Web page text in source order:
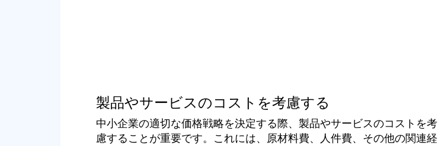
製品やサービスのコストを考慮する
中小企業の適切な価格戦略を決定する際、製品やサービスのコストを考
慮することが重要です。これには、原材料費、人件費、その他の関連経